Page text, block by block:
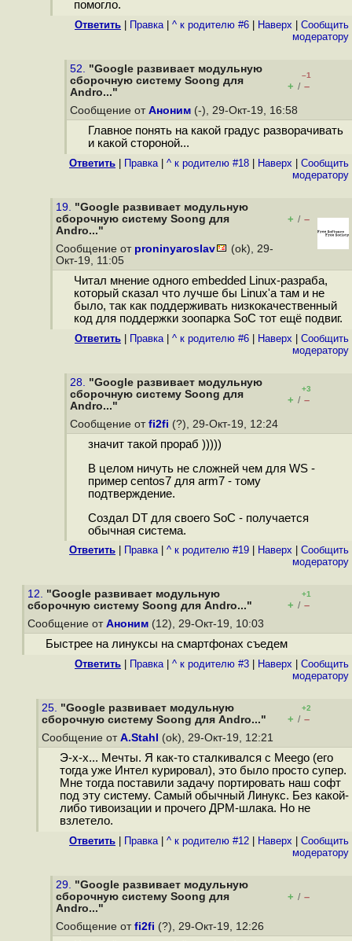
помогло.
Ответить Правка| ^ к родителю #6 Наверх
Cообщить
модератору
52. "Google развивает модульную
сборочную систему Soong для
Andro..."
–1
+ / –
Сообщение от Аноним (-), 29-Окт-19, 16:58
Главное понять на какой градус разворачивать
и какой стороной...
Ответить Правка| ^ к родителю #18 Наверх
Cообщить
модератору
19. "Google развивает модульную
сборочную систему Soong для
Andro..."
+ / –
Сообщение от proninyaroslav
(ok), 29-
Окт-19, 11:05
Читал мнение одного embedded Linux-разраба,
который сказал что лучше бы Linux'а там и не
было, так как поддерживать низкокачественный
код для поддержки зоопарка SoC тот ещё подвиг.
Ответить Правка| ^ к родителю #6 Наверх
Cообщить
модератору
28. "Google развивает модульную
сборочную систему Soong для
Andro..."
+3
+ / –
Сообщение от fi2fi (?), 29-Окт-19, 12:24
значит такой прораб )))))
В целом ничуть не сложней чем для WS -
пример centos7 для arm7 - тому
подтверждение.
Создал DT для своего SoC - получается
обычная система.
Ответить Правка| ^ к родителю #19 Наверх
Cообщить
модератору
12. "Google развивает модульную
сборочную систему Soong для Andro..."
+1
+ / –
Сообщение от Аноним (12), 29-Окт-19, 10:03
Быстрее на линуксы на смартфонах съедем
Ответить Правка| ^ к родителю #3 Наверх
Cообщить
модератору
25. "Google развивает модульную
сборочную систему Soong для Andro..."
+2
+ / –
Сообщение от A.Stahl (ok), 29-Окт-19, 12:21
Э-х-х... Мечты. Я как-то сталкивался с Meego (его
тогда уже Интел курировал), это было просто супер.
Мне тогда поставили задачу портировать наш софт
под эту систему. Самый обычный Линукс. Без какой-
либо тивоизации и прочего ДРМ-шлака. Но не
взлетело.
Ответить Правка| ^ к родителю #12 Наверх
Cообщить
модератору
29. "Google развивает модульную
сборочную систему Soong для
Andro..."
+ / –
Сообщение от fi2fi (?), 29-Окт-19, 12:26